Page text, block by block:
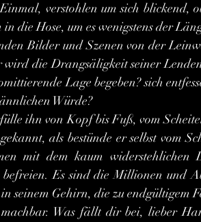
verstohlen um sich blickend,
die Hose, um es wenigstens der
wird die Drangsäligkeit seiner
Lage begeben? sich
Würde?
als bestünde er selbst vom
mit dem kaum
befreien. Es sind die Millionen und
seinem Gehirn, die zu endgültigem